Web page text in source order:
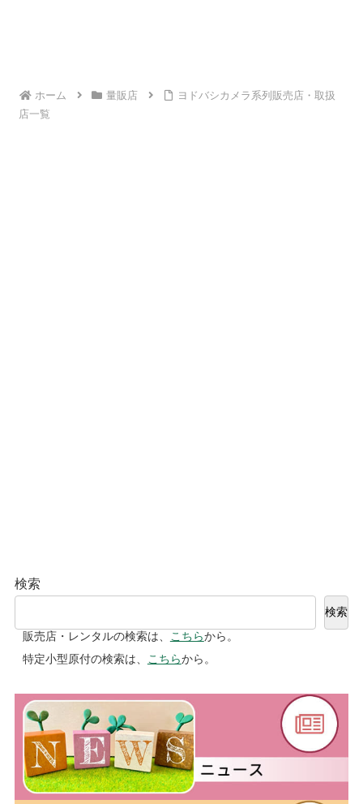
ホーム 量販店
ヨドバシカメラ系列販売店・取扱
店一覧
検索
検索
販売店・レンタルの検索は、
こちらから。
特定小型原付の検索は、
こちらから。